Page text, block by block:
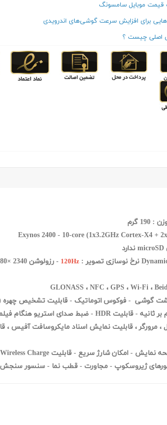
موبایل سامسونگ
هایی برای افزایش سرعت گوشی‌های اندرویدی
اصلی چیست ؟
Exynos 2400 - 10-core (1x3.2GHz Cortex-X4 +